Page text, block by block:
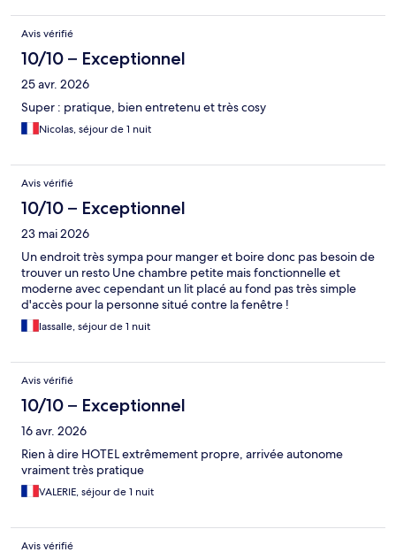
Avis vérifié
10/10 – Exceptionnel
25 avr. 2026
Super : pratique, bien entretenu et très cosy
Nicolas, séjour de 1 nuit
Avis vérifié
10/10 – Exceptionnel
23 mai 2026
Un endroit très sympa pour manger et boire donc pas besoin de
trouver un resto Une chambre petite mais fonctionnelle et
moderne avec cependant un lit placé au fond pas très simple
d'accès pour la personne situé contre la fenêtre !
lassalle, séjour de 1 nuit
Avis vérifié
10/10 – Exceptionnel
16 avr. 2026
Rien à dire HOTEL extrêmement propre, arrivée autonome
vraiment très pratique
VALERIE, séjour de 1 nuit
Avis vérifié